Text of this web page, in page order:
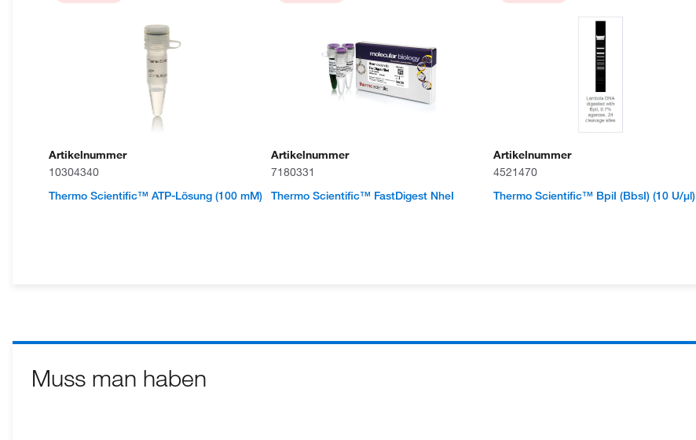
Artikelnummer
10304340
Thermo Scientific™ ATP-Lösung (100 mM)
Artikelnummer
7180331
Thermo Scientific™ FastDigest NheI
Artikelnummer
4521470
Thermo Scientific™ BpiI (BbsI) (10 U/μl)
Muss man haben